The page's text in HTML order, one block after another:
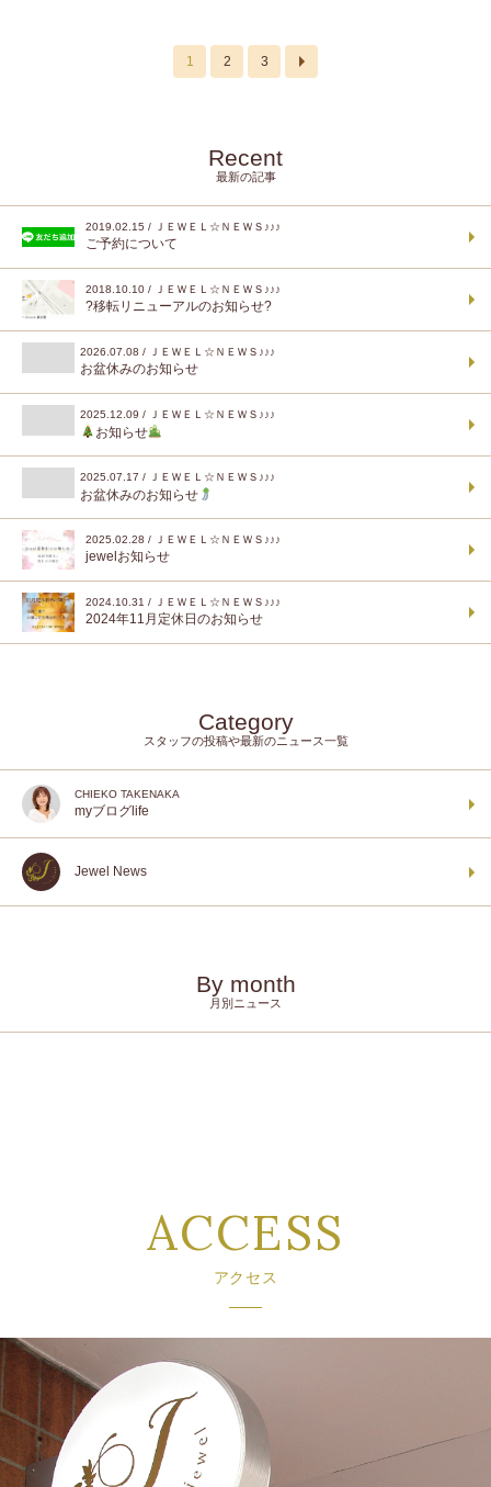
1 2 3
Recent
最新の記事
2019.02.15 / ＪＥＷＥＬ☆ＮＥＷＳ♪♪♪
ご予約について
2018.10.10 / ＪＥＷＥＬ☆ＮＥＷＳ♪♪♪
?移転リニューアルのお知らせ?
2026.07.08 / ＪＥＷＥＬ☆ＮＥＷＳ♪♪♪
お盆休みのお知らせ
2025.12.09 / ＪＥＷＥＬ☆ＮＥＷＳ♪♪♪
お知らせ
2025.07.17 / ＪＥＷＥＬ☆ＮＥＷＳ♪♪♪
お盆休みのお知らせ
2025.02.28 / ＪＥＷＥＬ☆ＮＥＷＳ♪♪♪
jewelお知らせ
2024.10.31 / ＪＥＷＥＬ☆ＮＥＷＳ♪♪♪
2024年11月定休日のお知らせ
Category
スタッフの投稿や最新のニュース一覧
CHIEKO TAKENAKA
myブログlife
Jewel News
By month
月別ニュース
ACCESS
アクセス